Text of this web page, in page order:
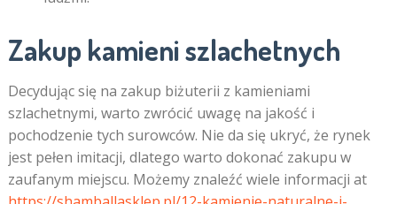
Zakup kamieni szlachetnych
Decydując się na zakup biżuterii z kamieniami
szlachetnymi, warto zwrócić uwagę na jakość i
pochodzenie tych surowców. Nie da się ukryć, że rynek
jest pełen imitacji, dlatego warto dokonać zakupu w
zaufanym miejscu. Możemy znaleźć wiele informacji at